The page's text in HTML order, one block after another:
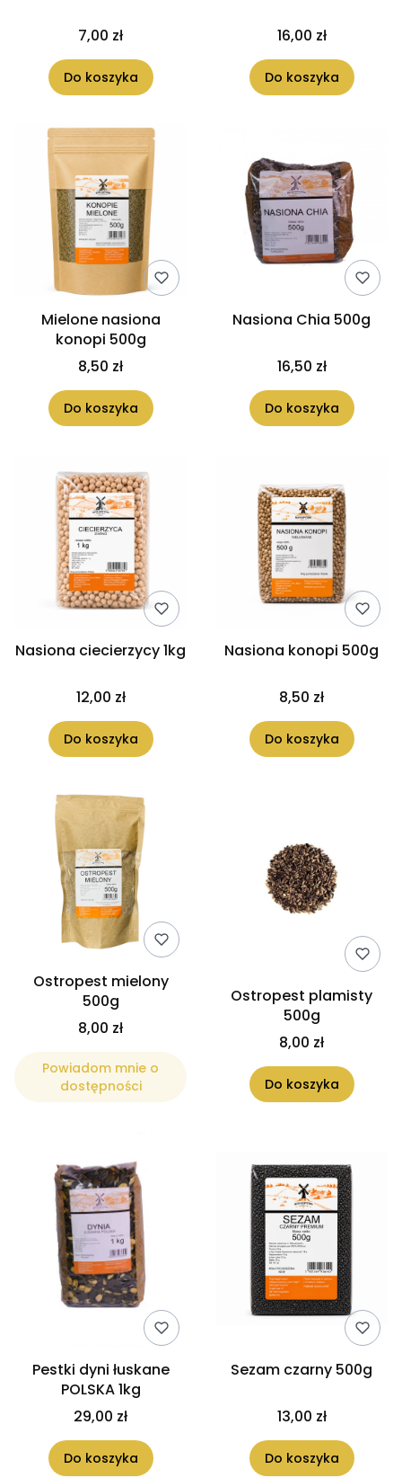
7,00 zł
Do koszyka
16,00 zł
Do koszyka
Mielone nasiona
konopi 500g
8,50 zł
Do koszyka
Nasiona Chia 500g
16,50 zł
Do koszyka
Nasiona ciecierzycy 1kg
12,00 zł
Do koszyka
Nasiona konopi 500g
8,50 zł
Do koszyka
Ostropest mielony
500g
8,00 zł
Powiadom mnie o
dostępności
Ostropest plamisty
500g
8,00 zł
Do koszyka
Pestki dyni łuskane
POLSKA 1kg
29,00 zł
Do koszyka
Sezam czarny 500g
13,00 zł
Do koszyka